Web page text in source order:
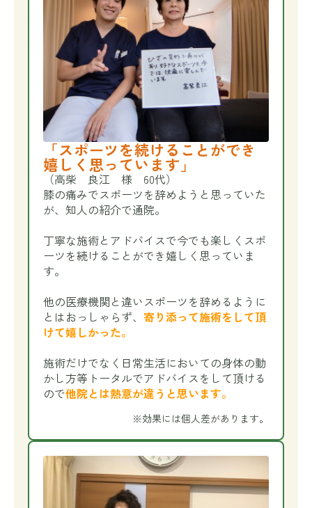
「スポーツを続けることができ
嬉しく思っています」
（高柴 良江 様 60代）
膝の痛みでスポーツを辞めようと思っていた
が、知人の紹介で通院。
丁寧な施術とアドバイスで今でも楽しくスポ
ーツを続けることができ嬉しく思っていま
す。
他の医療機関と違いスポーツを辞めるように
とはおっしゃらず、 寄り添って施術をして頂
けて嬉しかった。
施術だけでなく日常生活においての身体の動
かし方等トータルでアドバイスをして頂ける
ので他院とは熱意が違うと思います。
※効果には個人差があります。